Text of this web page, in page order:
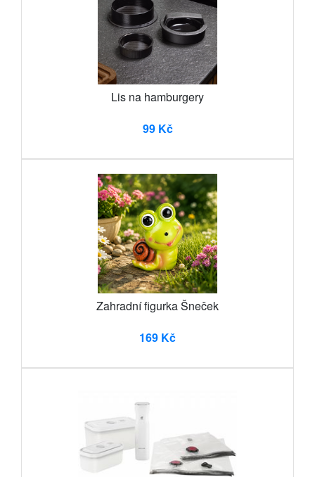
Lis na hamburgery
99 Kč
Zahradní figurka Šneček
169 Kč